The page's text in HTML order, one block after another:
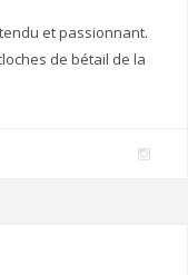
et passionnant.
de bétail de la
I